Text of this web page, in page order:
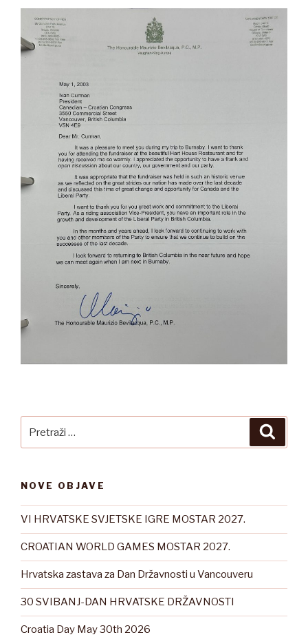
NOVE OBJAVE
VI HRVATSKE SVJETSKE IGRE MOSTAR 2027.
CROATIAN WORLD GAMES MOSTAR 2027.
Hrvatska zastava za Dan Državnosti u Vancouveru
30 SVIBANJ-DAN HRVATSKE DRŽAVNOSTI
Croatia Day May 30th 2026